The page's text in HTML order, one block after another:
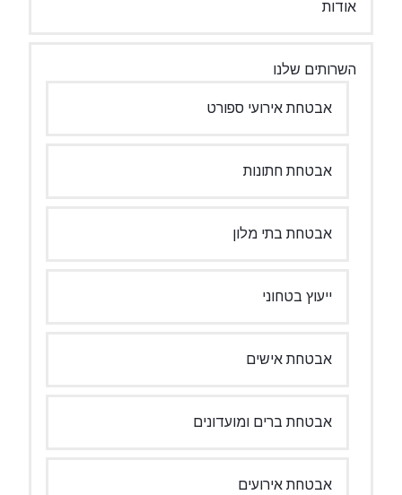
אודות
השרותים שלנו
אבטחת אירועי ספורט
אבטחת חתונות
אבטחת בתי מלון
ייעוץ בטחוני
אבטחת אישים
אבטחת ברים ומועדונים
אבטחת אירועים